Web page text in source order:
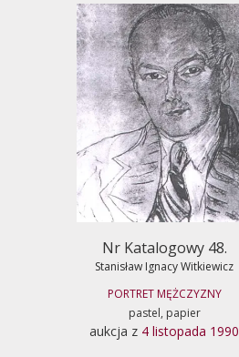
Nr Katalogowy 48.
Stanisław Ignacy Witkiewicz
PORTRET MĘŻCZYZNY
pastel, papier
aukcja z 4 listopada 1990